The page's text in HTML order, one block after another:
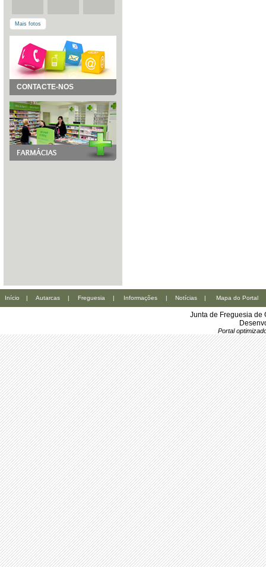
Mais fotos
CONTACTE-NOS
Início | Autarcas | Freguesia | Informações | Notícias | Mapa do Portal
Junta de Freguesia de
Portal